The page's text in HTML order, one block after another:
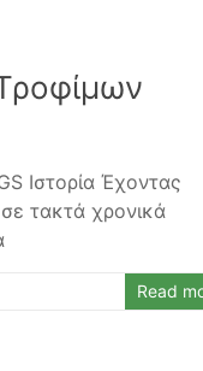
Ιστορία Έχοντας
τακτά χρονικά
Read